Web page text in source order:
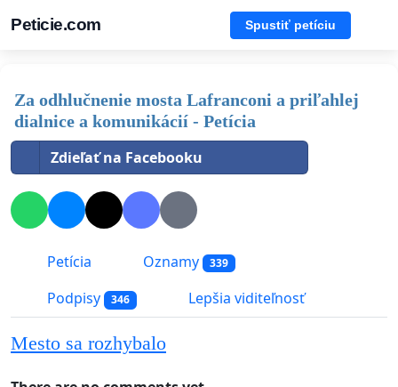
Peticie.com Spustiť petíciu
Za odhlučnenie mosta Lafranconi a priľahlej
dialnice a komunikácií - Petícia
Zdieľať na Facebooku
Petícia Oznamy 339
Podpisy 346 Lepšia viditeľnosť
Mesto sa rozhybalo